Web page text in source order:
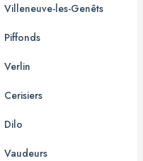
Villeneuve-les-Genêts
Piffonds
Verlin
Cerisiers
Dilo
Vaudeurs